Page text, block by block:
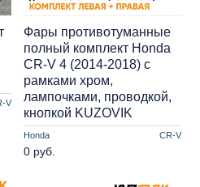
V
Honda CR-V
Фары противотуманные
полный комплект Honda
CR-V 4 (2014-2018) с
рамками хром,
лампочками, проводкой,
кнопкой KUZOVIK
0 руб.